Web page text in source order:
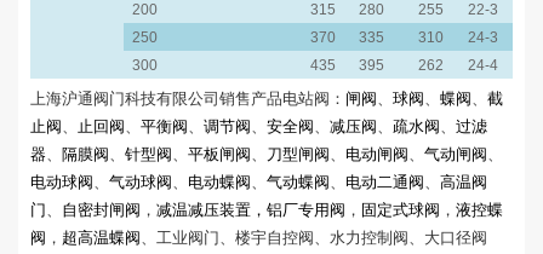
200
315 280 255 22-3
250
370 335 310 24-3
300
435 395 262 24-4
上海沪通阀门科技有限公司销售产品电站阀： 闸阀 球阀 蝶阀
截
止阀
止回阀 平衡阀 调节阀 安全阀 减压阀 疏水阀
过滤
器
隔膜阀 针型阀 平板闸阀 刀型闸阀 电动闸阀 气动闸阀
电动球阀
气动球阀 电动蝶阀 气动蝶阀 电动二通阀
高温阀
门
自密封闸阀 ， 减温减压装置， 铝厂专用阀 ， 固定式球阀 ， 液控蝶
阀 ， 超高温蝶阀 、工业阀门、楼宇自控阀、水力控制阀、大口径阀